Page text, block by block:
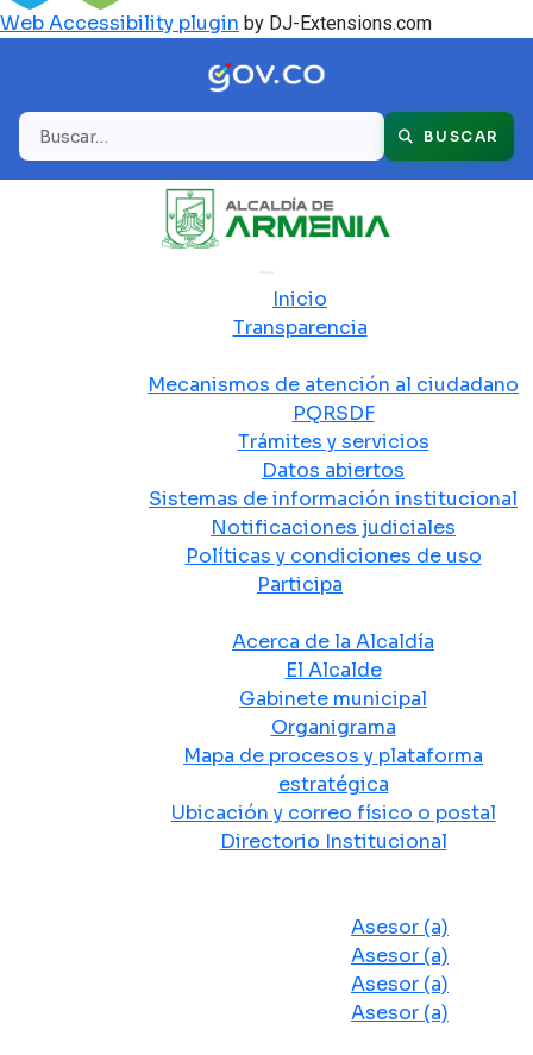
Web Accessibility plugin by DJ-Extensions.com
Buscar BUSCAR
Inicio
Transparencia
Mecanismos de atención al ciudadano
PQRSDF
Trámites y servicios
Datos abiertos
Sistemas de información institucional
Notificaciones judiciales
Políticas y condiciones de uso
Participa
Acerca de la Alcaldía
El Alcalde
Gabinete municipal
Organigrama
Mapa de procesos y plataforma
estratégica
Ubicación y correo físico o postal
Directorio Institucional
Asesor (a)
Asesor (a)
Asesor (a)
Asesor (a)